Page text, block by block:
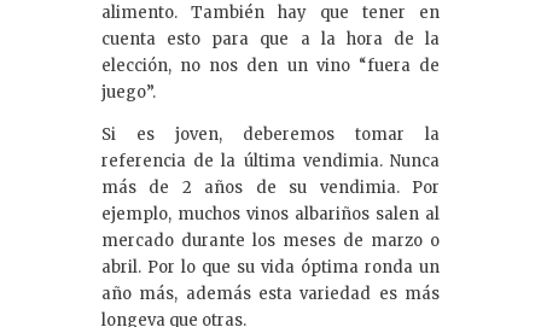
alimento. También hay que tener en
cuenta esto para que a la hora de la
elección, no nos den un vino “fuera de
juego”.
Si es joven, deberemos tomar la
referencia de la última vendimia. Nunca
más de 2 años de su vendimia. Por
ejemplo, muchos vinos albariños salen al
mercado durante los meses de marzo o
abril. Por lo que su vida óptima ronda un
año más, además esta variedad es más
longeva que otras.